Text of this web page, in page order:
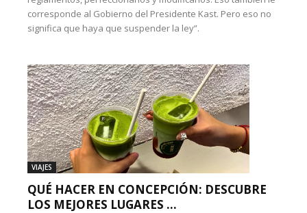
corresponde al Gobierno del Presidente Kast. Pero eso no
significa que haya que suspender la ley”.
VIAJES
QUÉ HACER EN CONCEPCIÓN: DESCUBRE
LOS MEJORES LUGARES ...